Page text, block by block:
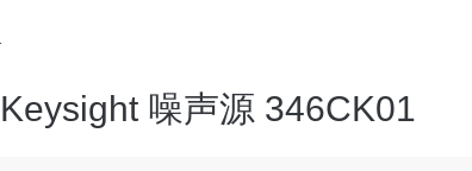
Keysight 噪声源 346CK01